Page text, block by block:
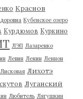
Краснов
Кубенское озеро
Курдюмов Куркино
ЛЭП Лазаренко
Левин Ленин Леннон
Лисковая Лихотэ
Луганский
Любитель Лягушкин